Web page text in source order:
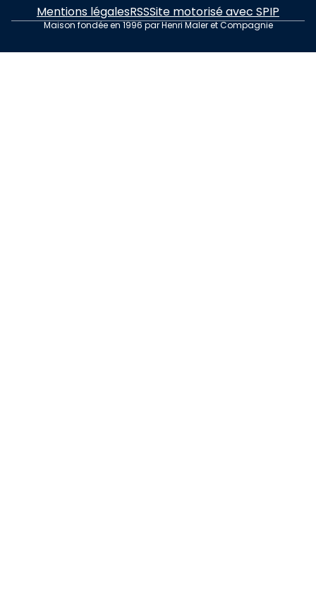
Mentions légalesRSSSite motorisé avec SPIP
Maison fondée en 1996 par Henri Maler et Compagnie